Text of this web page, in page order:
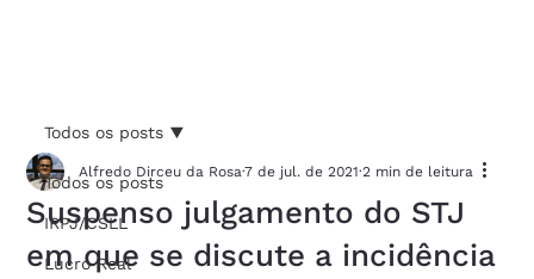
Todos os posts
IRPJ/CSLL
Lucro Real
Todos os posts
Suspenso julgamento do STJ
em que se discute a incidência
Alfredo Dirceu da Rosa7 de jul. de 2021 2 min de leitura